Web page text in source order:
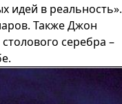
идей в реальность».
Также Джон
серебра –